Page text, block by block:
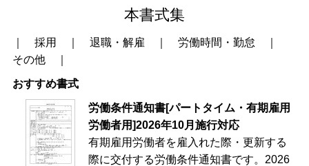
本書式集
採用 退職・解雇 労働時間・勤怠
その他
おすすめ書式
労働条件通知書[パートタイム・有期雇用
労働者用]2026年10月施行対応
有期雇用労働者を雇入れた際・更新する
際に交付する労働条件通知書です。2026